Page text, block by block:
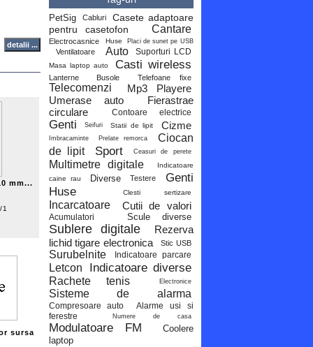
mm...
sursa
PetSig Cabluri
Casete adaptoare
pentru casetofon
Cantare
Electrocasnice Huse Placi de sunet pe USB
Ventilatoare Auto Suporturi LCD
Masa laptop auto Casti wireless
Lanterne Busole Telefoane fixe
Telecomenzi
Mp3 Playere
Umerase auto
Fierastrae
circulare
Contoare electrice
Genti Seifuri Statii de lipit Cizme
Imbracaminte Prelate remorca
Ciocan
de lipit
Sport Ceasuri de perete
Multimetre digitale
Indicatoare
caine rau
Diverse Testere
Genti
Huse
Clesti sertizare
Incarcatoare Cutii de valori
Acumulatori Scule diverse
Sublere digitale
Rezerva
lichid tigare electronica
Stic USB
Surubelnite Indicatoare parcare
Letcon Indicatoare diverse
Rachete tenis Electronice
Sisteme de alarma
Compresoare auto
Alarme usi si
ferestre
Numere de casa
Modulatoare FM
Coolere
laptop